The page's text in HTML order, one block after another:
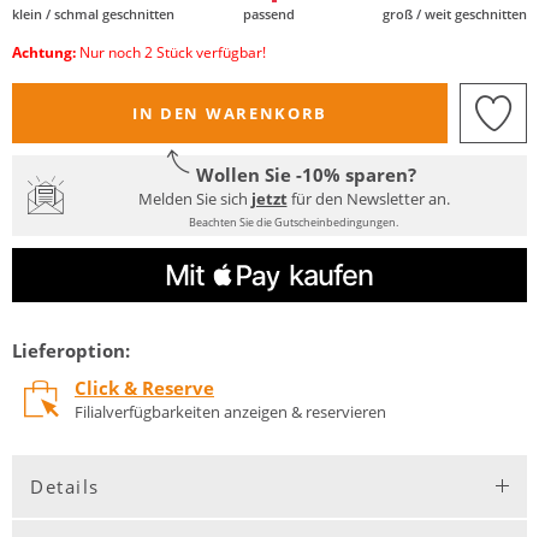
klein / schmal geschnitten passend groß / weit geschnitten
Achtung: Nur noch 2 Stück verfügbar!
IN DEN WARENKORB
Wollen Sie -10% sparen?
Melden Sie sich jetztfür den Newsletter an.
Beachten Sie die Gutscheinbedingungen.
Lieferoption:
Click & Reserve
Filialverfügbarkeiten anzeigen & reservieren
Details